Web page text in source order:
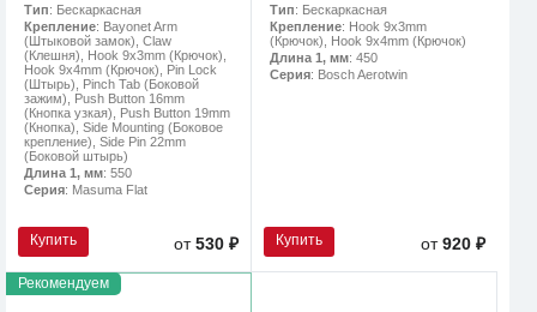
Тип: Бескаркасная
Крепление: Bayonet Arm
(Штыковой замок), Claw
(Клешня), Hook 9x3mm (Крючок),
Hook 9x4mm (Крючок), Pin Lock
(Штырь), Pinch Tab (Боковой
зажим), Push Button 16mm
(Кнопка узкая), Push Button 19mm
(Кнопка), Side Mounting (Боковое
крепление), Side Pin 22mm
(Боковой штырь)
Длина 1, мм: 550
Серия: Masuma Flat
Купить от530 ₽
Тип: Бескаркасная
Крепление: Hook 9x3mm
(Крючок), Hook 9x4mm (Крючок)
Длина 1, мм: 450
Серия: Bosch Aerotwin
Купить от920 ₽
Рекомендуем